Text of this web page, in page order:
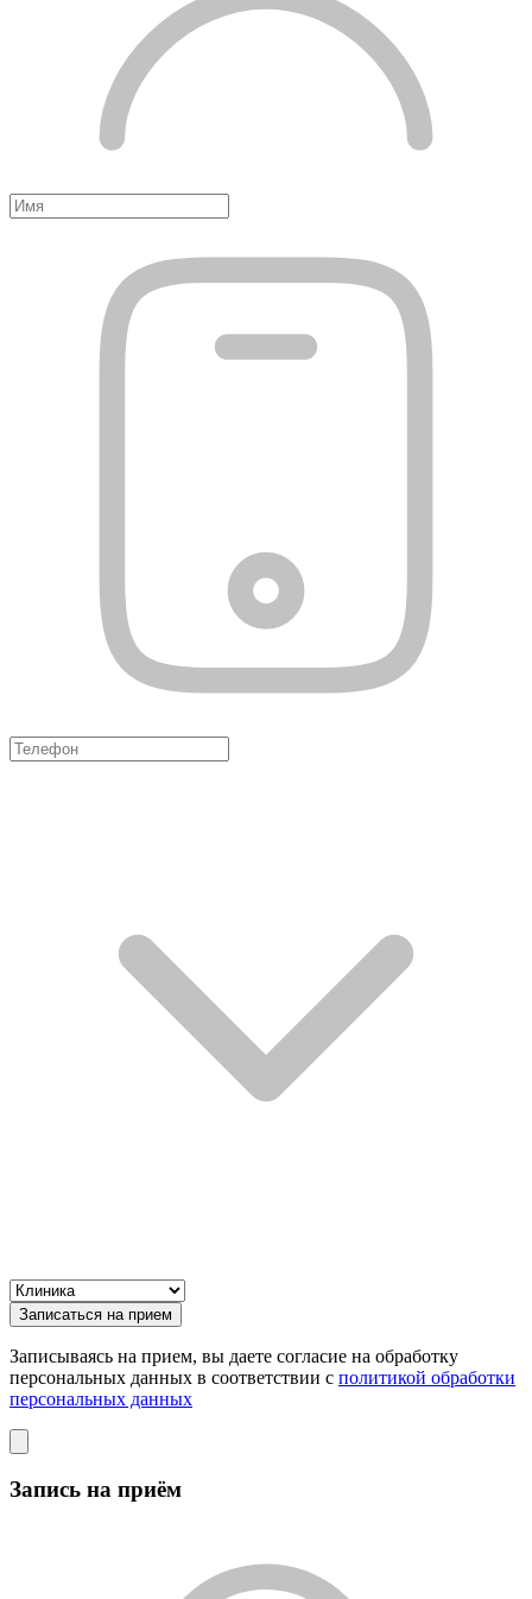
Записаться на прием
Записываясь на прием, вы даете согласие на обработку
персональных данных в соответствии с политикой обработки
персональных данных
Запись на приём